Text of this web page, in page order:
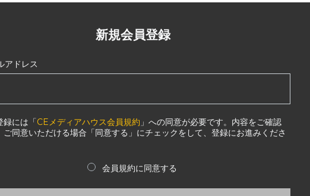
新規会員登録
アドレス
録には「CEメディアハウス会員規約 」への同意が必要です。内容をご確認
ご同意いただける場合「同意する」にチェックをして、登録にお進みくださ
会員規約に同意する